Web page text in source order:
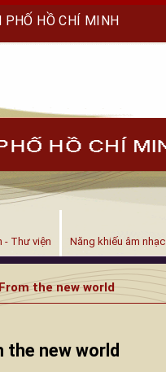
PHỐ HỒ CHÍ MINH
- Thư viện Năng khiếu âm nhạc
the new world
the new world